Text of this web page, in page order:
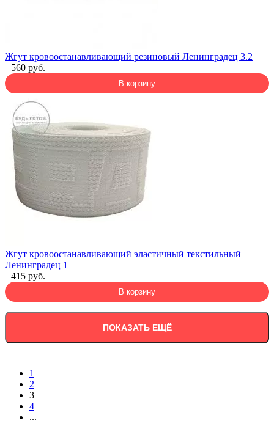
Жгут кровоостанавливающий резиновый Ленинградец 3.2
560 руб.
В корзину
Жгут кровоостанавливающий эластичный текстильный
Ленинградец 1
415 руб.
В корзину
ПОКАЗАТЬ ЕЩЁ
1
2
3
4
...